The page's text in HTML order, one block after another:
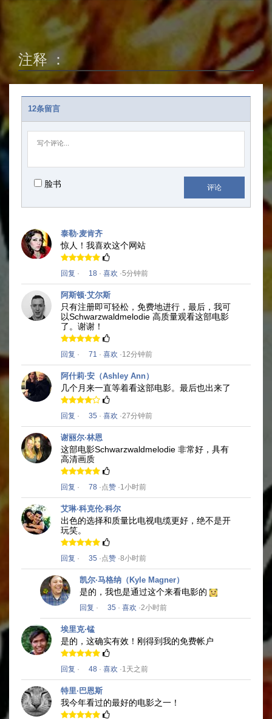
注释 ：
12条留言
脸书 评论
泰勒·麦肯齐
惊人！ 我喜欢这个网站
回复 · 18 · 喜欢 ·5分钟前
阿斯顿·艾尔斯
只有注册即可轻松，免费地进行，最后，我可
以Schwarzwaldmelodie 高质量观看这部电影
了。 谢谢！
回复 · 71 · 喜欢 ·12分钟前
阿什莉·安（Ashley Ann）
几个月来一直等着看这部电影。 最后也出来了
回复 · 35 · 喜欢 ·27分钟前
谢丽尔·林恩
这部电影Schwarzwaldmelodie 非常好，具有
高清画质
回复 · 78 ·点赞 ·1小时前
艾琳·科克伦·科尔
出色的选择和质量比电视电缆更好，绝不是开
玩笑。
回复 · 35 ·点赞 ·8小时前
凯尔·马格纳（Kyle Magner）
是的，我也是通过这个来看电影的
回复 · 35 · 喜欢 ·2小时前
埃里克·锰
是的，这确实有效！ 刚得到我的免费帐户
回复 · 48 · 喜欢 ·1天之前
特里·巴恩斯
我今年看过的最好的电影之一！